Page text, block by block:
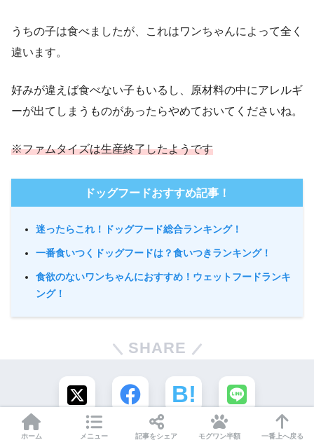
うちの子は食べましたが、これはワンちゃんによって全く
違います。
好みが違えば食べない子もいるし、原材料の中にアレルギ
ーが出てしまうものがあったらやめておいてくださいね。
※ファムタイズは生産終了したようです
ドッグフードおすすめ記事！
迷ったらこれ！ドッグフード総合ランキング！
一番食いつくドッグフードは？食いつきランキング！
食欲のないワンちゃんにおすすめ！ウェットフードランキ
ング！
SHARE
ホーム メニュー 記事をシェア モグワン半額 一番上へ戻る